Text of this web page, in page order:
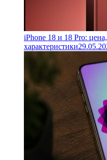
iPhone 18 и 18 Pro:
характеристики